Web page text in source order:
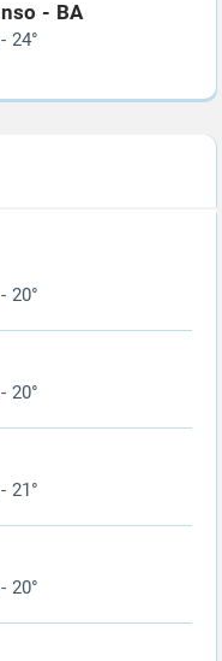
- BA
- 24°
- 20°
- 20°
- 21°
- 20°